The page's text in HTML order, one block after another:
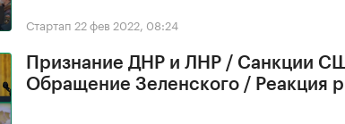
Стартап 22 фев 2022, 08:24
Признание ДНР и ЛНР / Санкции
Обращение Зеленского / Реакция